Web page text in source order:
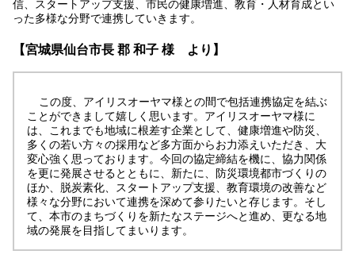
信、スタートアップ支援、市民の健康増進、教育・人材育成とい
った多様な分野で連携していきます。
【宮城県仙台市長 郡 和子 様 より】
この度、アイリスオーヤマ様との間で包括連携協定を結ぶ
ことができまして嬉しく思います。アイリスオーヤマ様に
は、これまでも地域に根差す企業として、健康増進や防災、
多くの若い方々の採用など多方面からお力添えいただき、大
変心強く思っております。今回の協定締結を機に、協力関係
を更に発展させるとともに、新たに、防災環境都市づくりの
ほか、脱炭素化、スタートアップ支援、教育環境の改善など
様々な分野において連携を深めて参りたいと存じます。そし
て、本市のまちづくりを新たなステージへと進め、更なる地
域の発展を目指してまいります。